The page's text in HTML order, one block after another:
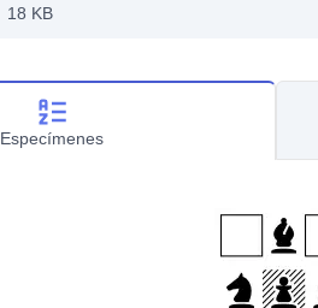
18 KB
Especímenes